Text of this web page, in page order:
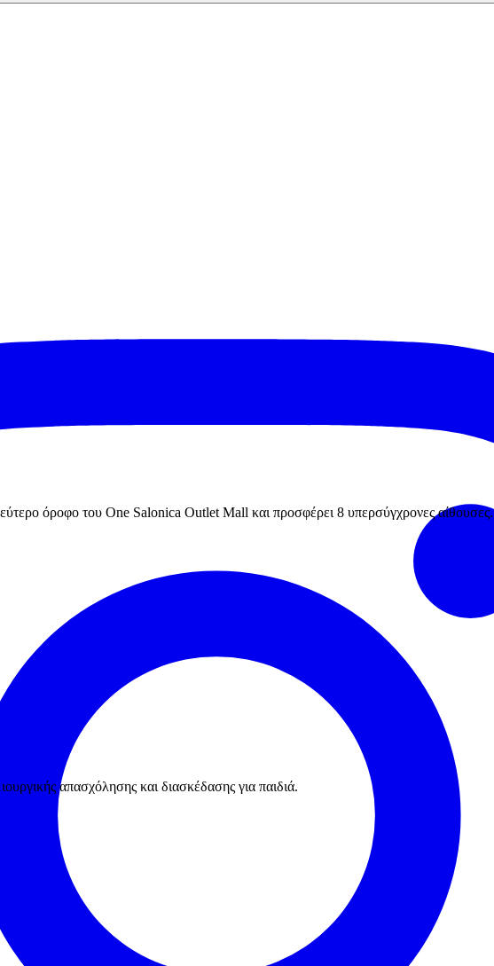
όροφο του One Salonica Outlet Mall και προσφέρει 8 υπερσύγχρονες αίθουσες.
απασχόλησης και διασκέδασης για παιδιά.